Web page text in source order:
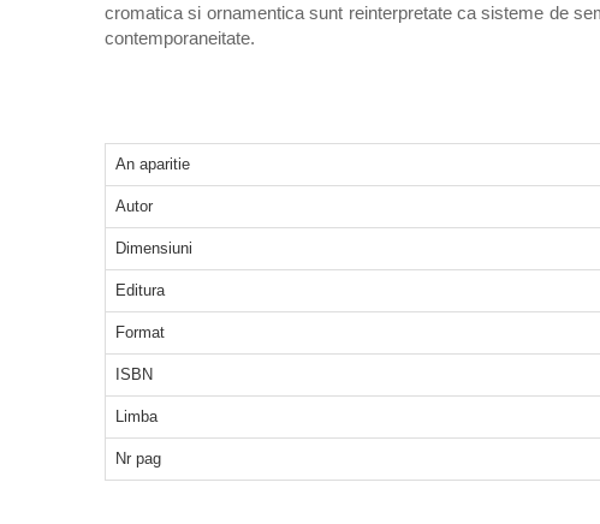
cromatica si ornamentica sunt reinterpretate ca sisteme de
contemporaneitate.
An aparitie
Autor
Dimensiuni
Editura
Format
ISBN
Limba
Nr pag